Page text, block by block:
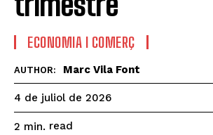
ECONOMIA I COMERÇ
AUTHOR: Marc Vila Font
4 de juliol de 2026
2 min. read